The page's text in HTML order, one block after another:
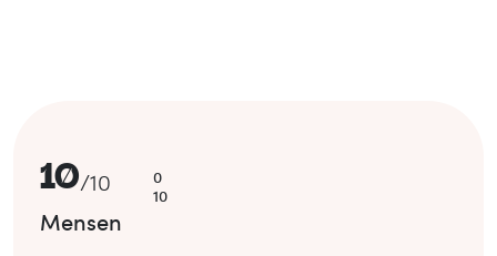
10/10
0
10
Mensen